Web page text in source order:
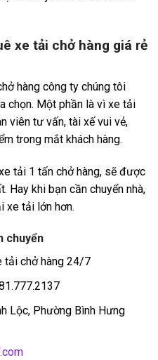
xe tải chở hàng giá rẻ
hàng công ty chúng tôi
chọn. Một phần là vì xe tải
viên tư vấn, tài xế vui vẻ,
trong mắt khách hàng.
tải 1 tấn chở hàng, sẽ được
Hay khi bạn cần chuyển nhà,
xe tải lớn hơn.
chuyển
tải chở hàng 24/7
Lộc, Phường Bình Hưng